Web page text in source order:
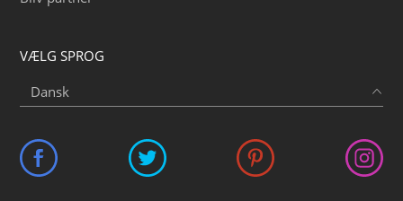
VÆLG SPROG